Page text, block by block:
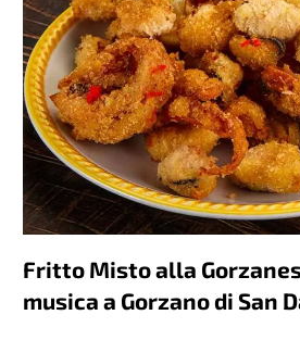
Fritto Misto alla
musica a Gorzano di San